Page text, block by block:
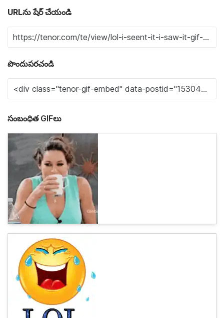
URLను షేర్ చేయండి
పొందుపరచండి
సంబంధిత GIFలు